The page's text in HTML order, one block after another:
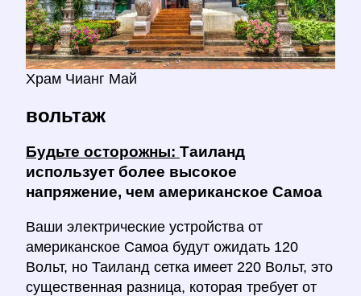
Храм Чианг Май
вольтаж
Будьте осторожны: Таиланд
использует более высокое
напряжение, чем американское Самоа
Ваши электрические устройства от
американское Самоа будут ожидать 120
Вольт, но Таиланд сетка имеет 220 Вольт, это
существенная разница, которая требует от